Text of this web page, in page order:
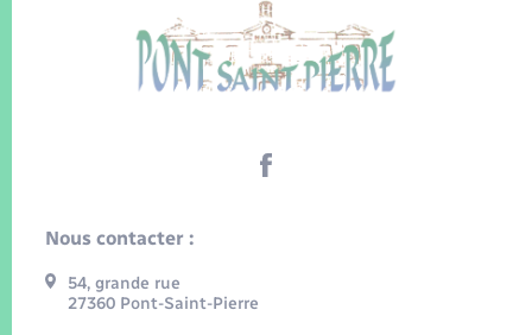
Nous contacter :
54, grande rue
27360 Pont-Saint-Pierre